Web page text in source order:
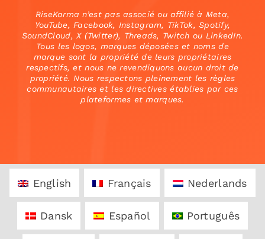
RiseKarma n’est pas associé ou affilié à Meta,
YouTube, Facebook, Instagram, TikTok, Spotify,
SoundCloud, X (Twitter), Threads, Twitch ou LinkedIn.
Tous les logos, marques déposées et noms de
marque sont la propriété de leurs propriétaires
respectifs, et nous ne revendiquons aucun droit de
propriété. Nous respectons pleinement les règles
communautaires et les directives établies par ces
plateformes et marques.
English Français Nederlands
Dansk Español Português